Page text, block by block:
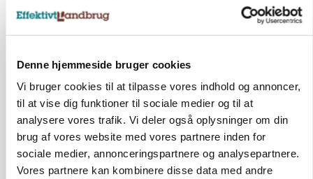
Denne hjemmeside bruger cookies
Vi bruger cookies til at tilpasse vores indhold og annoncer,
til at vise dig funktioner til sociale medier og til at
analysere vores trafik. Vi deler også oplysninger om din
brug af vores website med vores partnere inden for
sociale medier, annonceringspartnere og analysepartnere.
Vores partnere kan kombinere disse data med andre
Loading...